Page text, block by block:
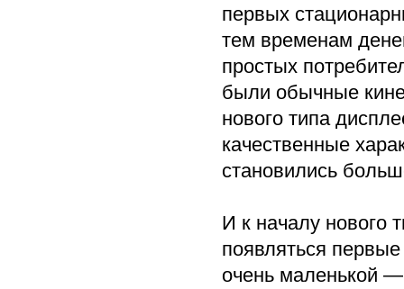
первых
тем временам
простых
были обычные
нового типа
качественные
становились
И к началу нового
появляться
очень маленькой